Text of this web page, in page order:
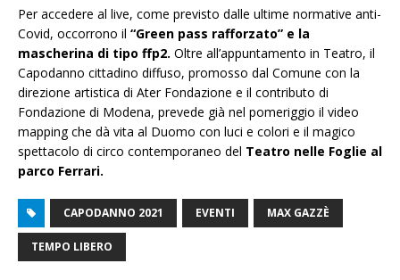
Per accedere al live, come previsto dalle ultime normative anti-
Covid, occorrono il “Green pass rafforzato” e la
mascherina di tipo ffp2. Oltre all’appuntamento in Teatro, il
Capodanno cittadino diffuso, promosso dal Comune con la
direzione artistica di Ater Fondazione e il contributo di
Fondazione di Modena, prevede già nel pomeriggio il video
mapping che dà vita al Duomo con luci e colori e il magico
spettacolo di circo contemporaneo del Teatro nelle Foglie al
parco Ferrari.
CAPODANNO 2021 EVENTI MAX GAZZÈ
TEMPO LIBERO